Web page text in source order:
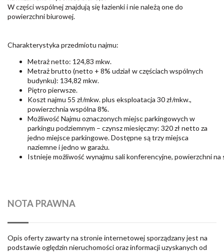
W części wspólnej znajdują się łazienki i nie należą one do
powierzchni biurowej.
Charakterystyka przedmiotu najmu:
Metraż netto: 124,83 mkw.
Metraż brutto (netto + 8% udział w częściach wspólnych
budynku): 134,82 mkw.
Piętro pierwsze.
Koszt najmu 55 zł/mkw. plus eksploatacja 30 zł/mkw.,
powierzchnia wspólna 8%.
Możliwość Najmu oznaczonych miejsc parkingowych w
parkingu podziemnym – czynsz miesięczny: 320 zł netto za
jedno miejsce parkingowe. Dostępne są trzy miejsca
naziemne i jedno w garażu.
Istnieje możliwość wynajmu sali konferencyjne, powierzchni na
NOTA PRAWNA
Opis oferty zawarty na stronie internetowej sporządzany jest na
podstawie oględzin nieruchomości oraz informacji uzyskanych od